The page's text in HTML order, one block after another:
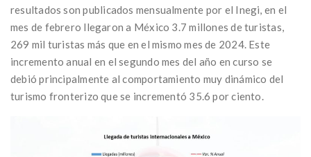
resultados son publicados mensualmente por el Inegi, en el
mes de febrero llegaron a México 3.7 millones de turistas,
269 mil turistas más que en el mismo mes de 2024. Este
incremento anual en el segundo mes del año en curso se
debió principalmente al comportamiento muy dinámico del
turismo fronterizo que se incrementó 35.6 por ciento.